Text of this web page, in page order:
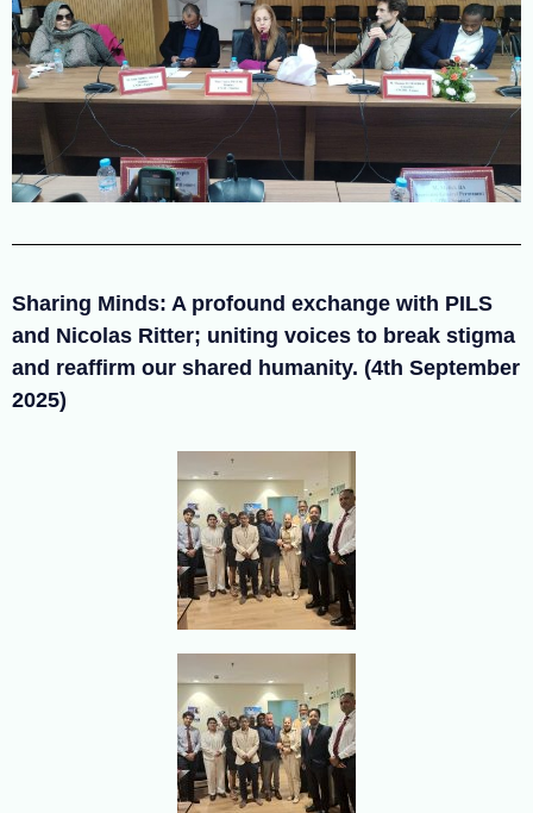
Sharing Minds: A profound exchange with PILS
and Nicolas Ritter; uniting voices to break stigma
and reaffirm our shared humanity. (4th September
2025)